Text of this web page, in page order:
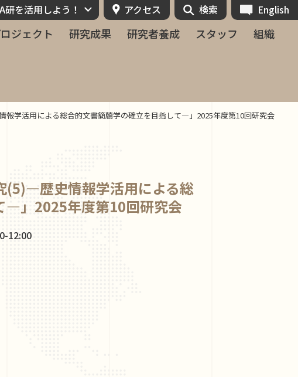
ジェクト 研究成果 研究者養成 スタッフ 組織
研を活用しよう！ アクセス 検索 English
報学活⽤による総合的⽂書簡牘学の確⽴を⽬指して―」2025年度第10回研究会
(5)―歴史情報学活⽤による総
―」2025年度第10回研究会
12:00